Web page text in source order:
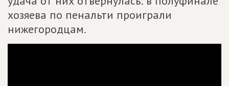
хозяева по пенальти проиграли
нижегородцам.